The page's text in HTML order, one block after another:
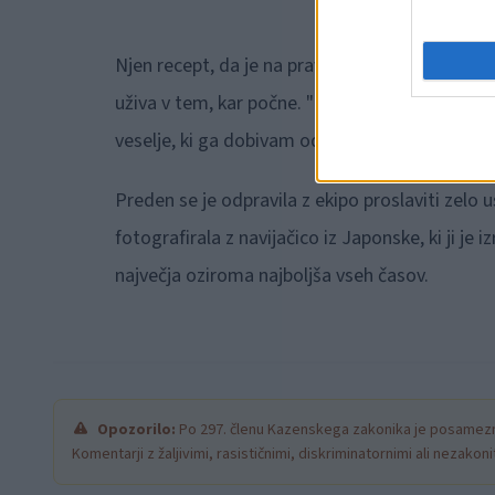
Njen recept, da je na prav vsakem SP, na
uživa v tem, kar počne. "Na tekmah se
veselje, ki ga dobivam od plezanja, prevlada."
Preden se je odpravila z ekipo proslaviti zelo
fotografirala z navijačico iz Japonske, ki ji je
največja oziroma najboljša vseh časov.
Opozorilo: Po 297. členu Kazenskega zakonika je
Komentarji z žaljivimi, rasističnimi, diskriminatornimi ali